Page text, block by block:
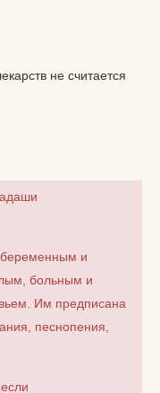
не считается
и
больным и
Им предписана
песнопения,